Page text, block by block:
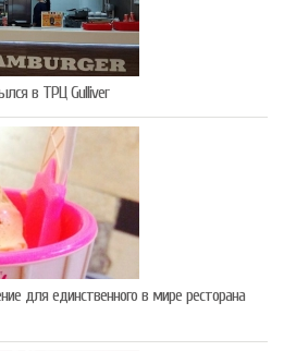
в ТРЦ Gulliver
для единственного в мире ресторана